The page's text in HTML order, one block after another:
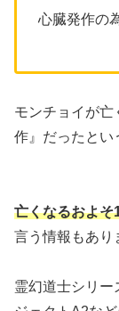
心臓発作の
モンチョイが亡
作』だったとい
亡くなるおよそ
言う情報もあり
霊幻道士シリー